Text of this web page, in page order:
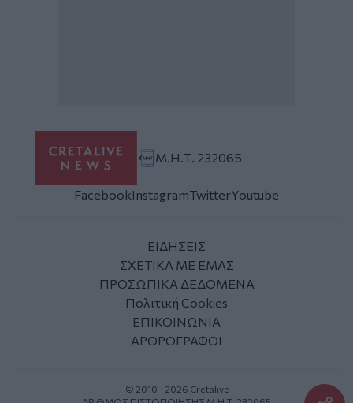
Μ.Η.Τ. 232065
FacebookInstagramTwitterYoutube
ΕΙΔΗΣΕΙΣ
ΣΧΕΤΙΚΑ ΜΕ ΕΜΑΣ
ΠΡΟΣΩΠΙΚΑ ΔΕΔΟΜΕΝΑ
Πολιτική Cookies
ΕΠΙΚΟΙΝΩΝΙΑ
ΑΡΘΡΟΓΡΑΦΟΙ
© 2010 - 2026 Cretalive